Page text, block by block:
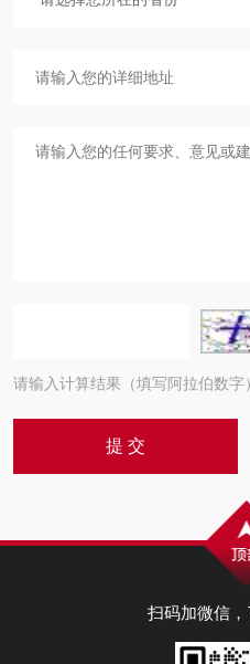
请输入计算结果（填写阿拉伯数字
扫码加微信